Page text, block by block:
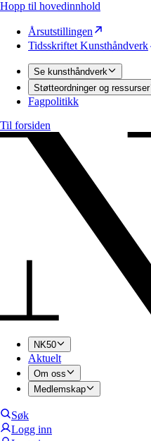
Hopp til hovedinnhold
Årsutstillingen
Tidsskriftet Kunsthåndverk
Se kunsthåndverk
Støtteordninger og ressurser
Fagpolitikk
Til forsiden
NK50
Aktuelt
Om oss
Medlemskap
Søk
Logg inn